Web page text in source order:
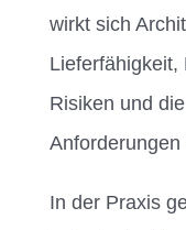
wirkt sich
Lieferfähigkeit,
Risiken und
Anforderungen
In der Praxis